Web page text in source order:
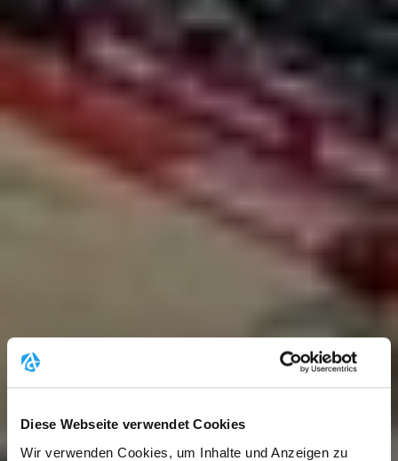
Diese Webseite verwendet Cookies
Wir verwenden Cookies, um Inhalte und Anzeigen zu